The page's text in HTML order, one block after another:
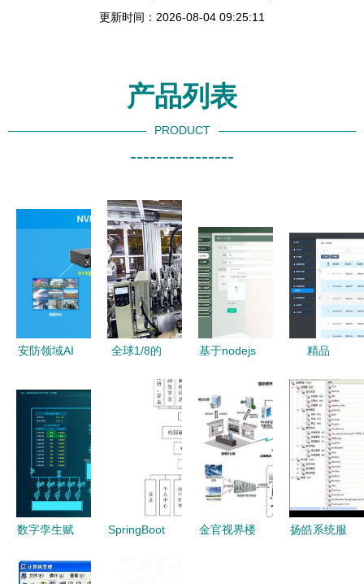
更新时间：2026-08-04 09:25:11
产品列表
PRODUCT
----------------
安防领域AI
服务发展技
术展望
全球1/8的
出自这里
联想最大制
实现日处理
5000笔订
基于nodejs
品的进销存
系统 计算
机毕业设计
精品
商品服务系
统 疫情下
的微服务分
布式购物商
城设计与实
现
数字孪生赋
慧污水厂
SpringBoot
金官视界楼
扬皓系统服